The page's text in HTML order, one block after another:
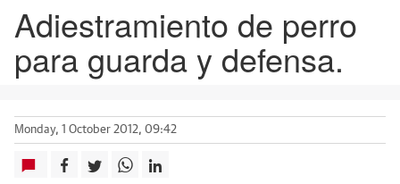
Adiestramiento de perro
para guarda y defensa.
Monday, 1 October 2012, 09:42